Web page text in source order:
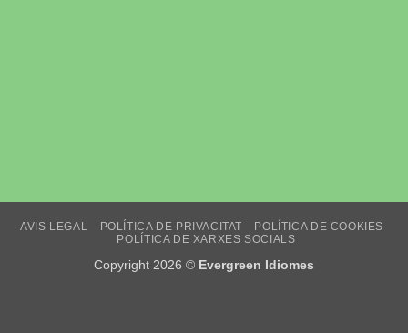
AVIS LEGAL POLÍTICA DE PRIVACITAT
POLÍTICA DE COOKIES
POLÍTICA DE XARXES SOCIALS
Copyright 2026 © Evergreen Idiomes